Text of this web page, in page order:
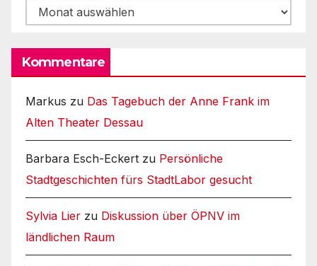
Archiv
Kommentare
Markus zu Das Tagebuch der Anne Frank im
Alten Theater Dessau
Barbara Esch-Eckert zu Persönliche
Stadtgeschichten fürs StadtLabor gesucht
Sylvia Lier zu Diskussion über ÖPNV im
ländlichen Raum